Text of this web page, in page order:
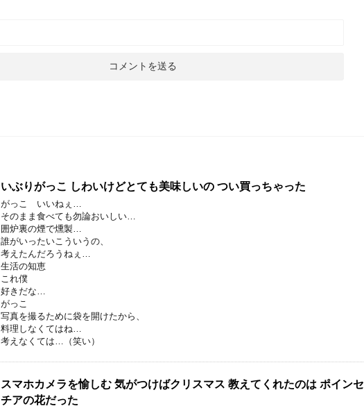
いぶりがっこ しわいけどとても美味しいの つい買っちゃった
がっこ いいねぇ…
そのまま食べても勿論おいしい…
囲炉裏の煙で燻製…
誰がいったいこういうの、
考えたんだろうねぇ…
生活の知恵
これ僕
好きだな…
がっこ
写真を撮るために袋を開けたから、
料理しなくてはね…
考えなくては…（笑い）
スマホカメラを愉しむ 気がつけばクリスマス 教えてくれたのは ポインセ
チアの花だった